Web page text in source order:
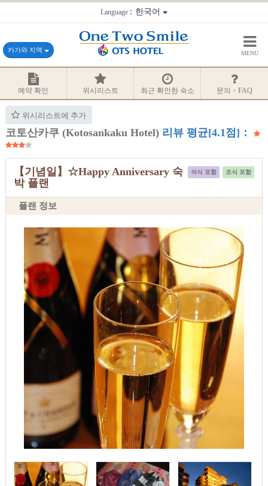
Language：한국어
카가와 지역 MENU
예약 확인 위시리스트 최근 확인한 숙소 문의・FAQ
위시리스트에 추가
코토산카쿠 (Kotosankaku Hotel) 리뷰 평균[4.1점]：
조식 포함
석식 포함
【기념일】☆Happy Anniversary 숙
박 플랜
플랜 정보